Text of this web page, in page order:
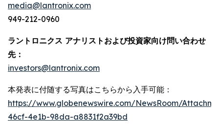
media@lantronix.com
949-212-0960
ラントロニクス アナリストおよび投資家向け問い合わせ
先：
investors@lantronix.com
本発表に付随する写真はこちらから入手可能：
https://www.globenewswire.com/NewsRoom/
46cf-4e1b-98da-a8831f2a39bd